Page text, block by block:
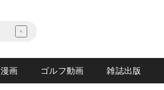
漫画 ゴルフ動画 雑誌出版